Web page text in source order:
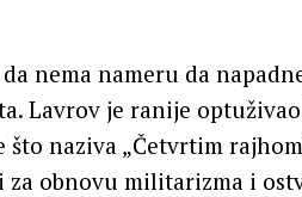
nema nameru da
Lavrov je ranije
naziva „Četvrtim
obnovu militarizma i